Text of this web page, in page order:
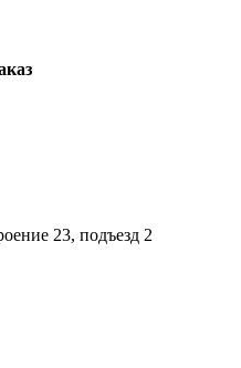
23, подъезд 2